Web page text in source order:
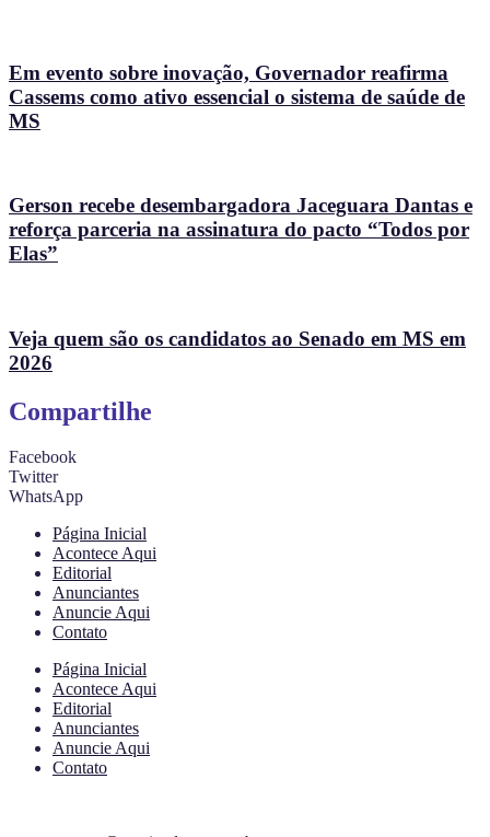
Em evento sobre inovação, Governador reafirma
Cassems como ativo essencial o sistema de saúde de
MS
Gerson recebe desembargadora Jaceguara Dantas e
reforça parceria na assinatura do pacto “Todos por
Elas”
Veja quem são os candidatos ao Senado em MS em
2026
Compartilhe
Facebook
Twitter
WhatsApp
Página Inicial
Acontece Aqui
Editorial
Anunciantes
Anuncie Aqui
Contato
Página Inicial
Acontece Aqui
Editorial
Anunciantes
Anuncie Aqui
Contato